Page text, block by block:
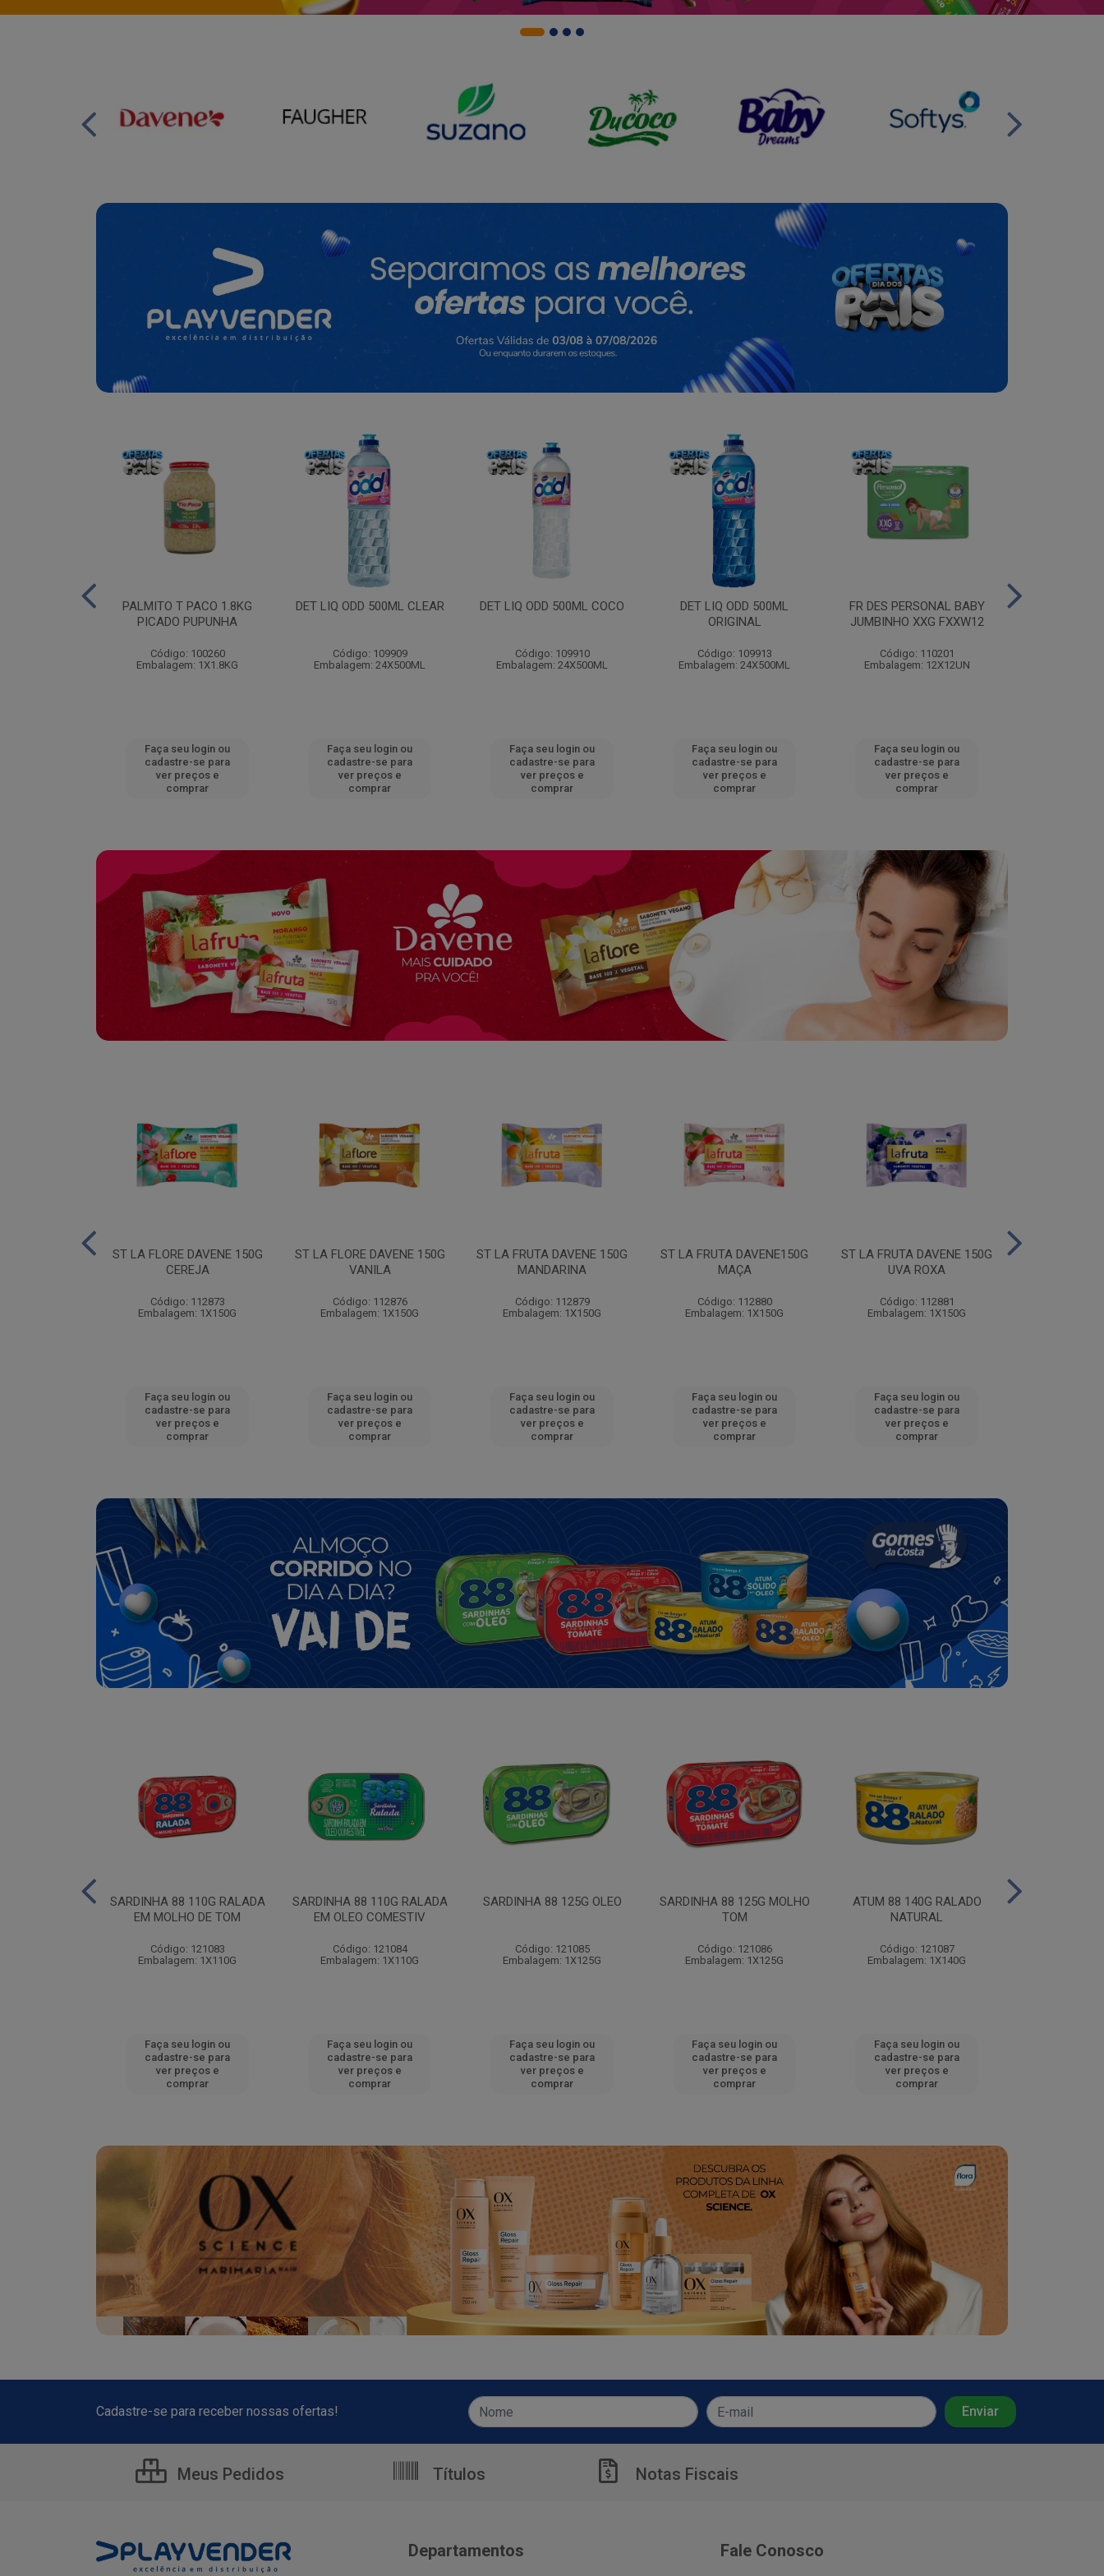
PALMITO T PACO 1.8KG
PICADO PUPUNHA
Código: 100260
Embalagem: 1X1.8KG
Faça seu login ou
cadastre-se para
ver preços e
comprar
DET LIQ ODD 500ML CLEAR
Código: 109909
Embalagem: 24X500ML
Faça seu login ou
cadastre-se para
ver preços e
comprar
DET LIQ ODD 500ML COCO
Código: 109910
Embalagem: 24X500ML
Faça seu login ou
cadastre-se para
ver preços e
comprar
DET LIQ ODD 500ML
ORIGINAL
Código: 109913
Embalagem: 24X500ML
Faça seu login ou
cadastre-se para
ver preços e
comprar
FR DES PERSONAL BABY
JUMBINHO XXG FXXW12
Código: 110201
Embalagem: 12X12UN
Faça seu login ou
cadastre-se para
ver preços e
comprar
ST LA FLORE DAVENE 150G
CEREJA
Código: 112873
Embalagem: 1X150G
Faça seu login ou
cadastre-se para
ver preços e
comprar
ST LA FLORE DAVENE 150G
VANILA
Código: 112876
Embalagem: 1X150G
Faça seu login ou
cadastre-se para
ver preços e
comprar
ST LA FRUTA DAVENE 150G
MANDARINA
Código: 112879
Embalagem: 1X150G
Faça seu login ou
cadastre-se para
ver preços e
comprar
ST LA FRUTA DAVENE150G
MAÇA
Código: 112880
Embalagem: 1X150G
Faça seu login ou
cadastre-se para
ver preços e
comprar
ST LA FRUTA DAVENE 150G
UVA ROXA
Código: 112881
Embalagem: 1X150G
Faça seu login ou
cadastre-se para
ver preços e
comprar
SARDINHA 88 110G RALADA
EM MOLHO DE TOM
Código: 121083
Embalagem: 1X110G
Faça seu login ou
cadastre-se para
ver preços e
comprar
SARDINHA 88 110G RALADA
EM OLEO COMESTIV
Código: 121084
Embalagem: 1X110G
Faça seu login ou
cadastre-se para
ver preços e
comprar
SARDINHA 88 125G OLEO
Código: 121085
Embalagem: 1X125G
Faça seu login ou
cadastre-se para
ver preços e
comprar
SARDINHA 88 125G MOLHO
TOM
Código: 121086
Embalagem: 1X125G
Faça seu login ou
cadastre-se para
ver preços e
comprar
ATUM 88 140G RALADO
NATURAL
Código: 121087
Embalagem: 1X140G
Faça seu login ou
cadastre-se para
ver preços e
comprar
Cadastre-se para receber nossas ofertas!
Meus Pedidos Títulos Notas Fiscais
Departamentos Fale Conosco